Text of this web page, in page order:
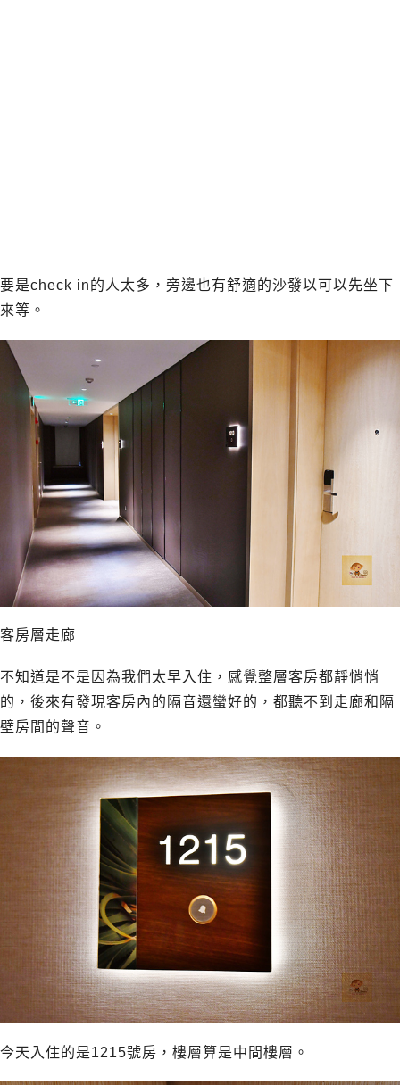
要是check in的人太多，旁邊也有舒適的沙發以可以先坐下
來等。
客房層走廊
不知道是不是因為我們太早入住，感覺整層客房都靜悄悄
的，後來有發現客房內的隔音還蠻好的，都聽不到走廊和隔
壁房間的聲音。
今天入住的是1215號房，樓層算是中間樓層。